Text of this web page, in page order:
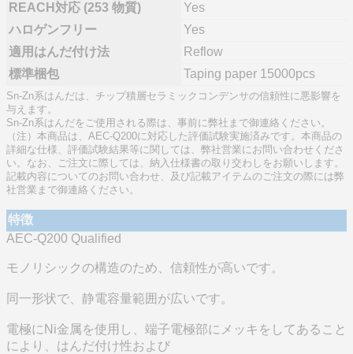
REACH対応 (253 物質)
Yes
ハロゲンフリー
Yes
適用はんだ付け法
Reflow
標準梱包
Taping paper 15000pcs
Sn-Zn系はんだは、チップ積層セラミックコンデンサの信頼性に悪影響を
与えます。
Sn-Zn系はんだをご使用される際は、事前に弊社まで御連絡ください。
（注）本商品は、AEC-Q200に対応した評価試験実施済みです。本商品の
詳細な仕様、評価試験結果等に関しては、弊社営業にお問い合わせくださ
い。なお、ご注文に際しては、納入仕様書の取り交わしをお願いします。
記載内容についてのお問い合わせ、及び記載アイテムのご注文の際には弊
社営業まで御連絡ください。
特徴
AEC-Q200 Qualified
モノリシックの構造のため、信頼性が高いです。
同一形状で、静電容量範囲が広いです。
電極にNi金属を使用し、端子電極部にメッキをしてあること
により、はんだ付け性および